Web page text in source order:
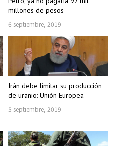
millones de pesos
6 septiembre, 2019
Irán debe limitar su producción
de uranio: Unión Europea
5 septiembre, 2019